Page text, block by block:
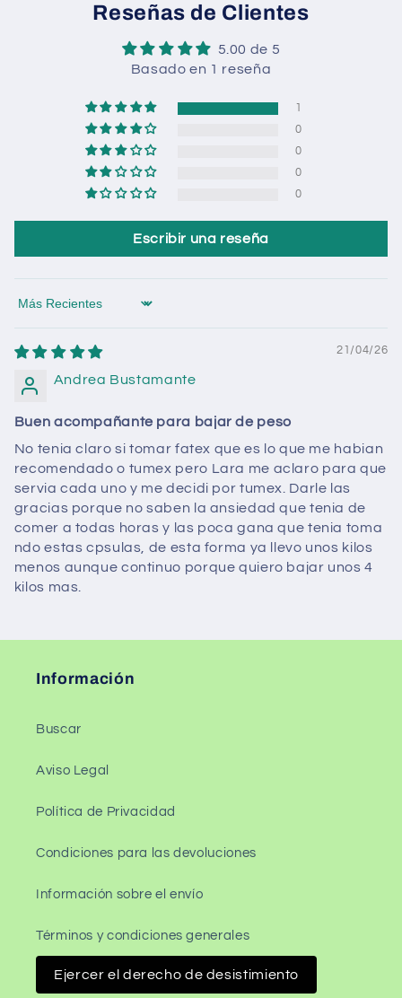
Reseñas de Clientes
5.00 de 5
Basado en 1 reseña
1
0
0
0
0
Escribir una reseña
Sort by
21/04/26
Andrea Bustamante
Buen acompañante para bajar de peso
No tenia claro si tomar fatex que es lo que me habian
recomendado o tumex pero Lara me aclaro para que
servia cada uno y me decidi por tumex. Darle las
gracias porque no saben la ansiedad que tenia de
comer a todas horas y las poca gana que tenia toma
ndo estas cpsulas, de esta forma ya llevo unos kilos
menos aunque continuo porque quiero bajar unos 4
kilos mas.
Información
Buscar
Aviso Legal
Política de Privacidad
Condiciones para las devoluciones
Información sobre el envío
Términos y condiciones generales
Ejercer el derecho de desistimiento